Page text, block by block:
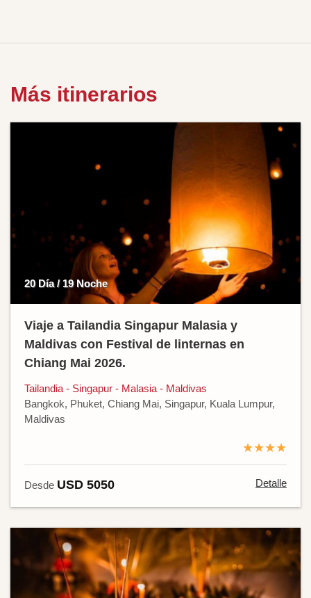
Más itinerarios
20 Día / 19 Noche
Viaje a Tailandia Singapur Malasia y
Maldivas con Festival de linternas en
Chiang Mai 2026.
Tailandia - Singapur - Malasia - Maldivas
Bangkok, Phuket, Chiang Mai, Singapur, Kuala Lumpur,
Maldivas
★★★★
Desde USD 5050 Detalle